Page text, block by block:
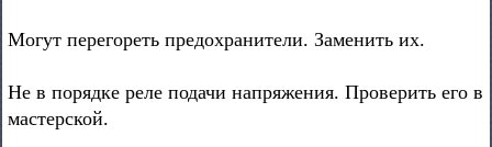
Могут перегореть предохранители. Заменить их.
Не в порядке реле подачи напряжения. Проверить его в
мастерской.